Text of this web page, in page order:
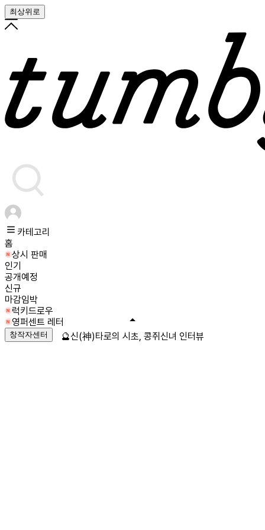
최상위로
카테고리
홈
상시 판매
인기
공개예정
신규
마감임박
럭키드로우
영퍼센트 레터
창작자센터 🔮신(神)타로의 시초, 콩쥐신녀 인터뷰